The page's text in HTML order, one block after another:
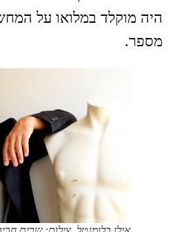
היה מוקלד במלואו על
מספר.